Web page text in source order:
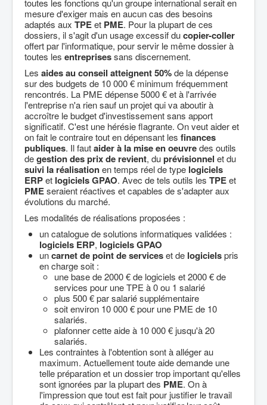
toutes les fonctions qu'un groupe international serait en
mesure d'exiger mais en aucun cas des besoins
adaptés aux TPEet PME. Pour la plupart de ces
dossiers, il s'agit d'un usage excessif ducopier-coller
offert par l'informatique, pour servir le même dossier à
toutes les entreprisessans discernement.
Les aides au conseil atteignent 50%de la dépense
sur des budgets de 10 000 € minimum fréquemment
rencontrés. La PME dépense 5000 € et à l'arrivée
l'entreprise n'a rien sauf un projet qui va aboutir à
accroître le budget d'investissement sans apport
significatif. C'est une hérésie flagrante. On veut aider et
on fait le contraire tout en dépensant les finances
publiques. Il fautaider à la mise en oeuvredes outils
degestion des prix de revient, duprévisionnel et du
suivi la réalisationen temps réel de type logiciels
ERPet logiciels GPAO. Avec de tels outils les TPEet
PMEseraient réactives et capables de s'adapter aux
évolutions du marché.
Les modalités de réalisations proposées :
un catalogue de solutions informatiques validées :
logiciels ERP, logiciels GPAO
uncarnet de point de serviceset de logicielspris
en charge soit :
une base de 2000 € de logiciels et 2000 € de
services pour une TPE à 0 ou 1 salarié
plus 500 € par salarié supplémentaire
soit environ 10 000 € pour une PME de 10
salariés.
plafonner cette aide à 10 000 € jusqu'à 20
salariés.
Les contraintes à l'obtention sont à alléger au
maximum. Actuellement toute aide demande une
telle préparation et un dossier trop important qu'elles
sont ignorées par la plupart des PME. On à
l'impression que tout est fait pour justifier le travail